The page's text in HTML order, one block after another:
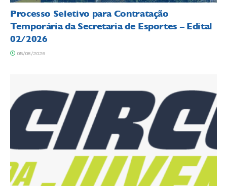
Processo Seletivo para Contratação
Temporária da Secretaria de Esportes – Edital
02/2026
05/08/2026